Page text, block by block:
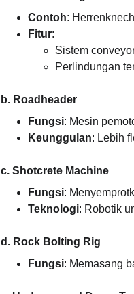
Contoh:
Fitur:
Sistem
Perlindungan
b. Roadheader
Fungsi: Mesin
Keunggulan: Lebih
c. Shotcrete Machine
Fungsi:
Teknologi: Robotik
d. Rock Bolting Rig
Fungsi: Memasang